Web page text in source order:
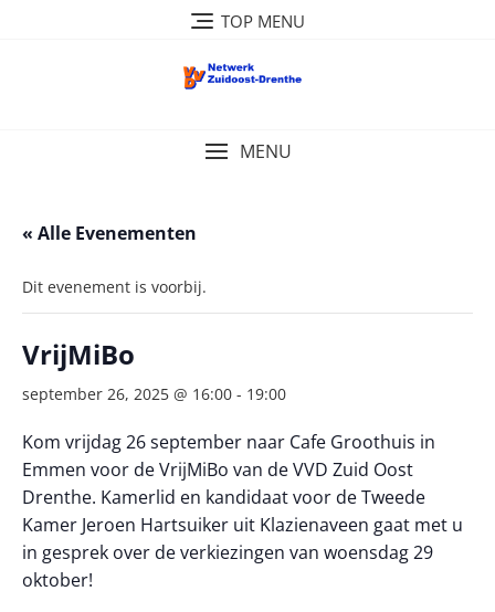
TOP MENU
MENU
« Alle Evenementen
Dit evenement is voorbij.
VrijMiBo
september 26, 2025 @ 16:00 - 19:00
Kom vrijdag 26 september naar Cafe Groothuis in
Emmen voor de VrijMiBo van de VVD Zuid Oost
Drenthe. Kamerlid en kandidaat voor de Tweede
Kamer Jeroen Hartsuiker uit Klazienaveen gaat met u
in gesprek over de verkiezingen van woensdag 29
oktober!